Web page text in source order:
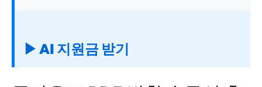
▶ AI 지원금 받기